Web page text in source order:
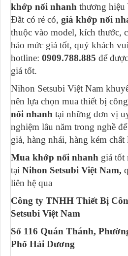
khớp nối nhanh thương hiệu
Đắt có rẻ có, giá khớp nối
thuộc vào model, kích thước,
báo mức giá tốt, quý khách
hotline: 0909.788.885 để
giá tốt.
Nihon Setsubi Việt Nam
nên lựa chọn mua thiết bị
nối nhanh tại những đơn vị
nghiệm lâu năm trong nghề
giả, hàng nhái, hàng kém chất
Mua khớp nối nhanh giá tốt
tại Nihon Setsubi Việt Nam,
liên hệ qua
Công ty TNHH Thiết Bị
Setsubi Việt Nam
Số 116 Quán Thánh,
Phố Hải Dương